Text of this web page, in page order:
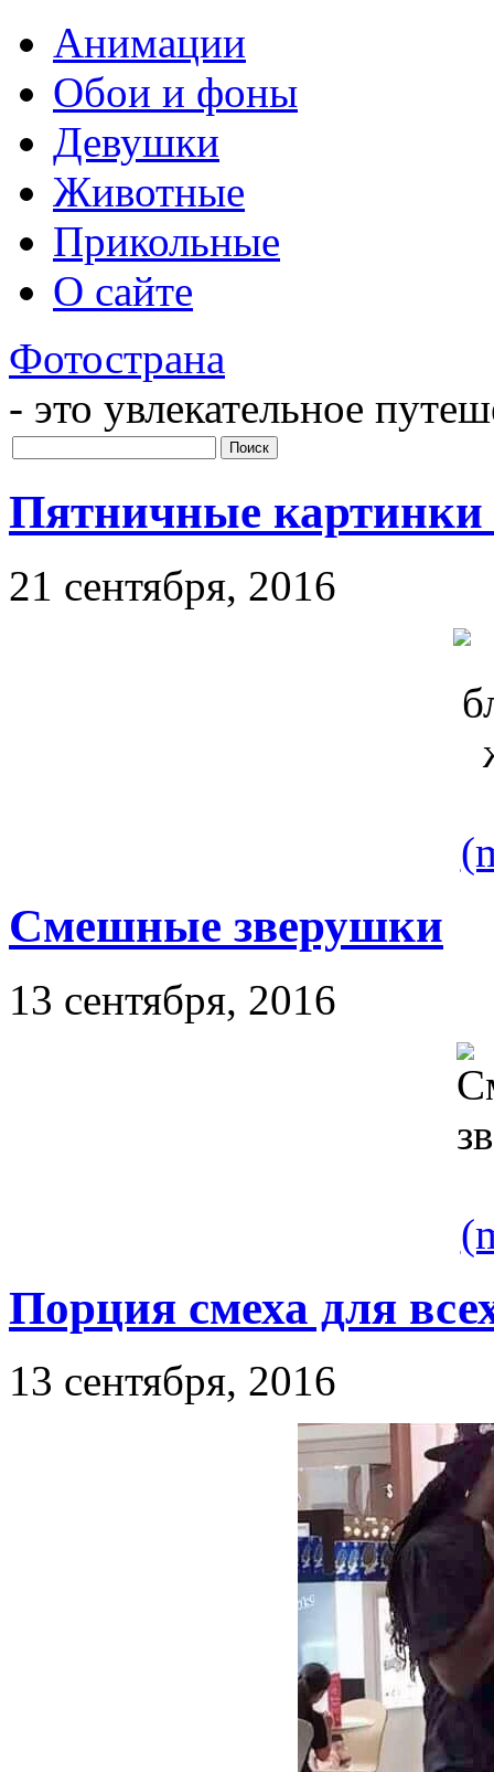
Анимации
Обои и фоны
Девушки
Животные
Прикольные
О сайте
Фотострана
- это увлекательное
Пятничные
21 сентября, 2016
Смешные зверушки
13 сентября, 2016
Порция смеха для
13 сентября, 2016